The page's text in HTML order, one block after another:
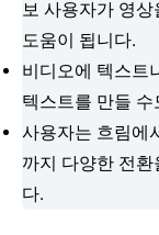
보 사용자가 영
도움이 됩니다.
비디오에 텍스트
텍스트를 만들 수
사용자는 흐림에
까지 다양한 전
다.